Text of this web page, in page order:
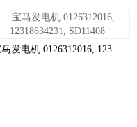
宝马发电机 0126312016, 12318634231, SD11408